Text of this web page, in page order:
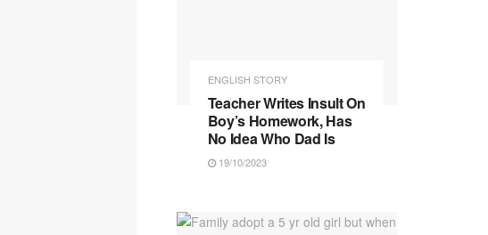
ENGLISH STORY
Teacher Writes Insult On
Boy’s Homework, Has
No Idea Who Dad Is
19/10/2023